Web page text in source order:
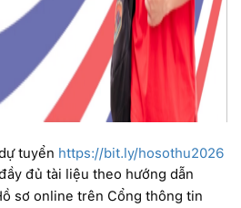
tuyển https://bit.ly/hosothu2026
đủ tài liệu theo hướng dẫn
sơ online trên Cổng thông tin